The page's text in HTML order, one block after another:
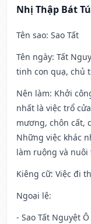
Nhị Thập Bát Tú
Tên sao: Sao Tất
Tên ngày: Tất
tinh con quạ, chủ
Nên làm: Khởi
nhất là việc trổ
mương, chôn cất,
Những việc khác
làm ruộng và
Kiêng cữ: Việc đi
Ngoại lệ:
- Sao Tất Nguyệt